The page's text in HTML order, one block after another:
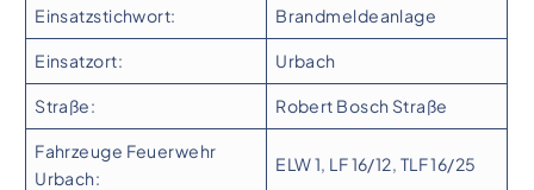
Einsatzstichwort: Brandmeldeanlage
Einsatzort: Urbach
Straße: Robert Bosch Straße
Fahrzeuge Feuerwehr
Urbach:
ELW 1, LF 16/12, TLF 16/25